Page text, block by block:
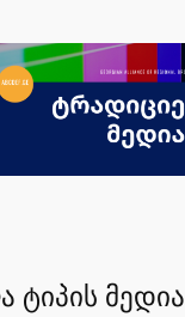
ტიპის მედია